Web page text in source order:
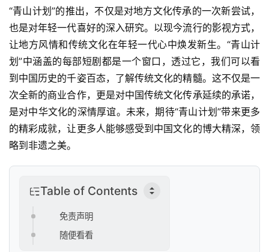
融
资
人
工
智
能
汽
车
&
“青山计划”的推出，不仅是对地方文化传承的一次新尝试，
也是对年轻一代喜好的深入研究。以现今流行的影视方式，
让地方风情和传统文化在年轻一代心中焕发新生。“青山计
划”中涵盖的每部短剧都是一个窗口，透过它，我们可以看
到中国历史的千姿百态，了解传统文化的精髓。这不仅是一
次全新的商业合作，更是对中国传统文化传承延续的承诺，
是对中华文化的深情厚谊。未来，期待“青山计划”带来更多
的精彩成就，让更多人能够感受到中国文化的博大精深，领
略到非遗之美。
Table of Contents
免责声明
随便看看